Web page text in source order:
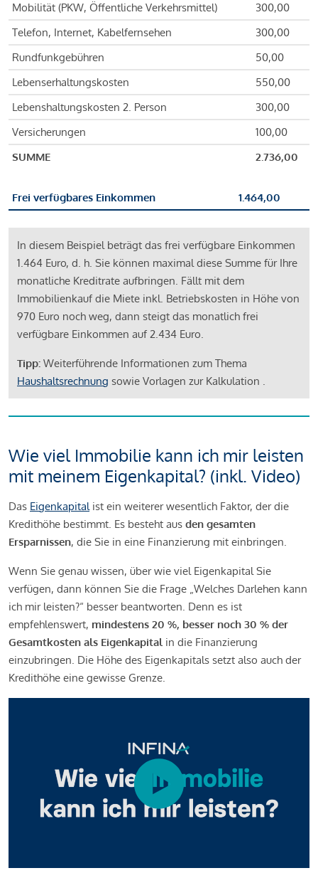
Mobilität (PKW, Öffentliche Verkehrsmittel)
300,00
Telefon, Internet, Kabelfernsehen
300,00
Rundfunkgebühren
50,00
Lebenserhaltungskosten
550,00
Lebenshaltungskosten 2. Person
300,00
Versicherungen
100,00
SUMME
2.736,00
Frei verfügbares Einkommen 1.464,00
In diesem Beispiel beträgt das frei verfügbare Einkommen
1.464 Euro, d. h. Sie können maximal diese Summe für Ihre
monatliche Kreditrate aufbringen. Fällt mit dem
Immobilienkauf die Miete inkl. Betriebskosten in Höhe von
970 Euro noch weg, dann steigt das monatlich frei
verfügbare Einkommen auf 2.434 Euro.
Tipp: Weiterführende Informationen zum Thema
Haushaltsrechnung sowie Vorlagen zur Kalkulation .
Wie viel Immobilie kann ich mir leisten
mit meinem Eigenkapital? (inkl. Video)
Das Eigenkapitalist ein weiterer wesentlich Faktor, der die
Kredithöhe bestimmt. Es besteht aus den gesamten
Ersparnissen, die Sie in eine Finanzierung mit einbringen.
Wenn Sie genau wissen, über wie viel Eigenkapital Sie
verfügen, dann können Sie die Frage „Welches Darlehen kann
ich mir leisten?“ besser beantworten. Denn es ist
empfehlenswert, mindestens 20 %, besser noch 30 % der
Gesamtkosten als Eigenkapital in die Finanzierung
einzubringen. Die Höhe des Eigenkapitals setzt also auch der
Kredithöhe eine gewisse Grenze.